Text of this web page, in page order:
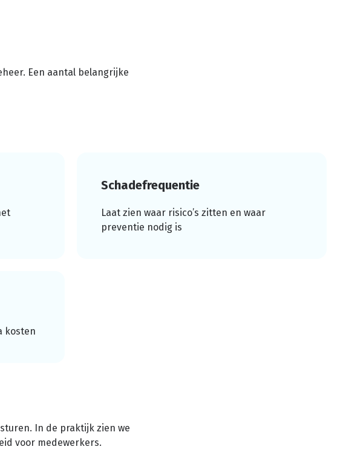
Een aantal belangrijke
Schadefrequentie
Laat zien waar risico’s zitten en waar
preventie nodig is
kosten
In de praktijk zien we
voor medewerkers.